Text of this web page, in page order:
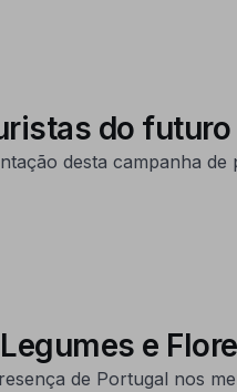
do futuro
desta campanha
e
de Portugal nos